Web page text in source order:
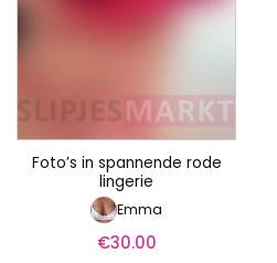
Foto’s in spannende rode
lingerie
Emma
€30.00